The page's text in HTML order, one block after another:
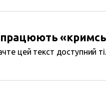
цей текст доступний